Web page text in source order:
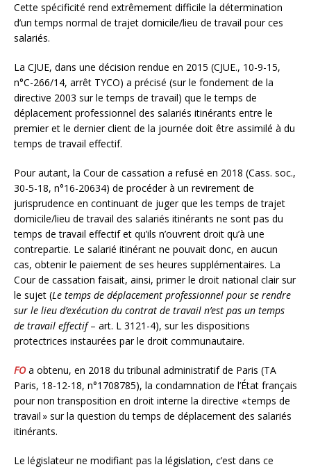
Cette spécificité rend extrêmement difficile la détermination
d’un temps normal de trajet domicile/lieu de travail pour ces
salariés.
La CJUE, dans une décision rendue en 2015 (CJUE., 10-9-15,
n°C-266/14, arrêt TYCO) a précisé (sur le fondement de la
directive 2003 sur le temps de travail) que le temps de
déplacement professionnel des salariés itinérants entre le
premier et le dernier client de la journée doit être assimilé à du
temps de travail effectif.
Pour autant, la Cour de cassation a refusé en 2018 (Cass. soc.,
30-5-18, n°16-20634) de procéder à un revirement de
jurisprudence en continuant de juger que les temps de trajet
domicile/lieu de travail des salariés itinérants ne sont pas du
temps de travail effectif et qu’ils n’ouvrent droit qu’à une
contrepartie. Le salarié itinérant ne pouvait donc, en aucun
cas, obtenir le paiement de ses heures supplémentaires. La
Cour de cassation faisait, ainsi, primer le droit national clair sur
le sujet (Le temps de déplacement professionnel pour se rendre
sur le lieu d’exécution du contrat de travail n’est pas un temps
de travail effectif– art. L 3121-4), sur les dispositions
protectrices instaurées par le droit communautaire.
FOa obtenu, en 2018 du tribunal administratif de Paris (TA
Paris, 18-12-18, n°1708785), la condamnation de l’État français
pour non transposition en droit interne la directive «temps de
travail » sur la question du temps de déplacement des salariés
itinérants.
Le législateur ne modifiant pas la législation, c’est dans ce